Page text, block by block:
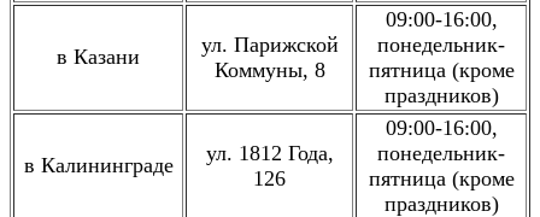
в Казани
ул. Парижской
Коммуны, 8
09:00-16:00,
понедельник-
пятница (кроме
праздников)
в Калининграде
ул. 1812 Года,
126
09:00-16:00,
понедельник-
пятница (кроме
праздников)